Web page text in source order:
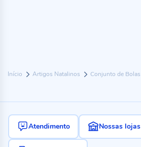
Início Artigos Natalinos Conjunto de Bolas
Atendimento Nossas lojas